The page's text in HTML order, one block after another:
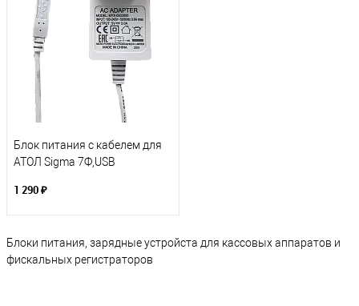
Блок питания с кабелем для
АТОЛ Sigma 7Ф,USB
1 290 ₽
Блоки питания, зарядные устройста для кассовых аппаратов и
фискальных регистраторов